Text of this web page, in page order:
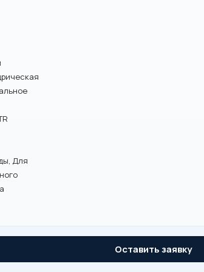
Для
Оставить заявку